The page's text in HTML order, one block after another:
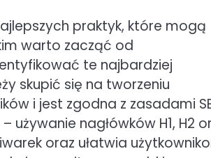
praktyk, które mogą
warto zacząć od
te najbardziej
skupić się na tworzeniu
i jest zgodna z zasadami
nagłówków H1, H2
oraz ułatwia